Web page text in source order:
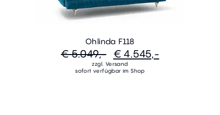
Ohlinda F118
€ 5.049,- € 4.545,-
zzgl. Versand
sofort verfügbar im Shop